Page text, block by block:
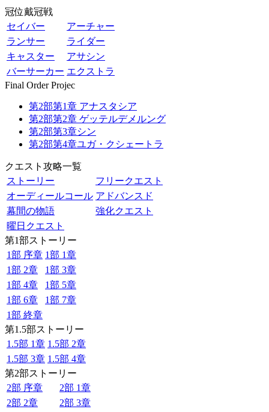
冠位戴冠戦
セイバー
アーチャー
ランサー
ライダー
キャスター
アサシン
バーサーカー エクストラ
Final Order Projec
第2部第1章 アナスタシア
第2部第2章 ゲッテルデメルング
第2部第3章シン
第2部第4章ユガ・クシェートラ
クエスト攻略一覧
ストーリー
フリークエスト
オーディールコール アドバンスド
幕間の物語
強化クエスト
曜日クエスト
第1部ストーリー
1部 序章 1部 1章
1部 2章
1部 3章
1部 4章
1部 5章
1部 6章
1部 7章
1部 終章
第1.5部ストーリー
1.5部 1章 1.5部 2章
1.5部 3章 1.5部 4章
第2部ストーリー
2部 序章
2部 1章
2部 2章
2部 3章